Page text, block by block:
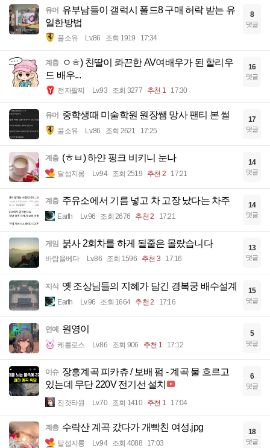
유머 유부남들이 갤럭시 폴드8 구매 허락 받는 유
일한방법
풀소유 Lv.86 조회 1919 17:34
8
댓글
계층
ㅇㅎ) 친딸이 롸끈한 AV여배우가 된 할리우
드 배우...
전자팔찌 Lv.93 조회 3277 추천 1 17:30
16
댓글
유머 중학생때 미술학원 원장쌤 망사 팬티 본 썰
풀소유 Lv.86 조회 2621 17:25
17
댓글
계층 (ㅎㅂ) 하얀 핑크 비키니 눈나
달섭지롱 Lv.94 조회 2519 추천 2 17:21
14
댓글
계층 주유소에서 기름 넣고 차 고장 났다는 차주
Earth Lv.96 조회 2676 추천 2 17:21
14
댓글
게임 붉사 2회차를 하게 될줄은 몰랐습니다
바람을베다 Lv.86 조회 1596 추천 3 17:16
13
댓글
지식 옛 조상님들의 지혜가 담긴 경복궁 배수설계
Earth Lv.96 조회 1664 추천 2 17:16
15
댓글
연예 원영이
케를로스 Lv.86 조회 906 추천 1 17:12
5
댓글
이슈 장흥계곡 피카츄 / 보배 펌 - 계곡 물 흐르고
있는데 무단 220V 전기선 설치
진겟타원 Lv.70 조회 1410 추천 1 17:04
6
댓글
계층 수락산 계곡 갔다가 개빡친 여성.jpg
달섭지롱 Lv.94 조회 4088 17:03
18
댓글